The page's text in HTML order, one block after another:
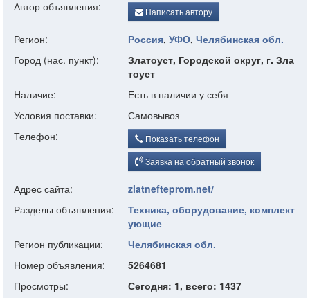
Автор объявления: Написать автору
Регион: Россия, УФО, Челябинская обл.
Город (нас. пункт):
Златоуст, Городской округ, г. Зла
тоуст
Наличие:
Есть в наличии у себя
Условия поставки:
Самовывоз
Телефон:
Показать телефон
Заявка на обратный звонок
Адрес сайта:
zlatnefteprom.net/
Разделы объявления:
Техника, оборудование, комплект
ующие
Регион публикации:
Челябинская обл.
Номер объявления:
5264681
Просмотры:
Сегодня: 1, всего: 1437